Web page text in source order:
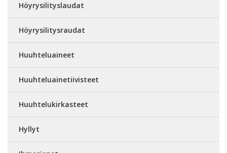
Höyrysilityslaudat
Höyrysilitysraudat
Huuhteluaineet
Huuhteluainetiivisteet
Huuhtelukirkasteet
Hyllyt